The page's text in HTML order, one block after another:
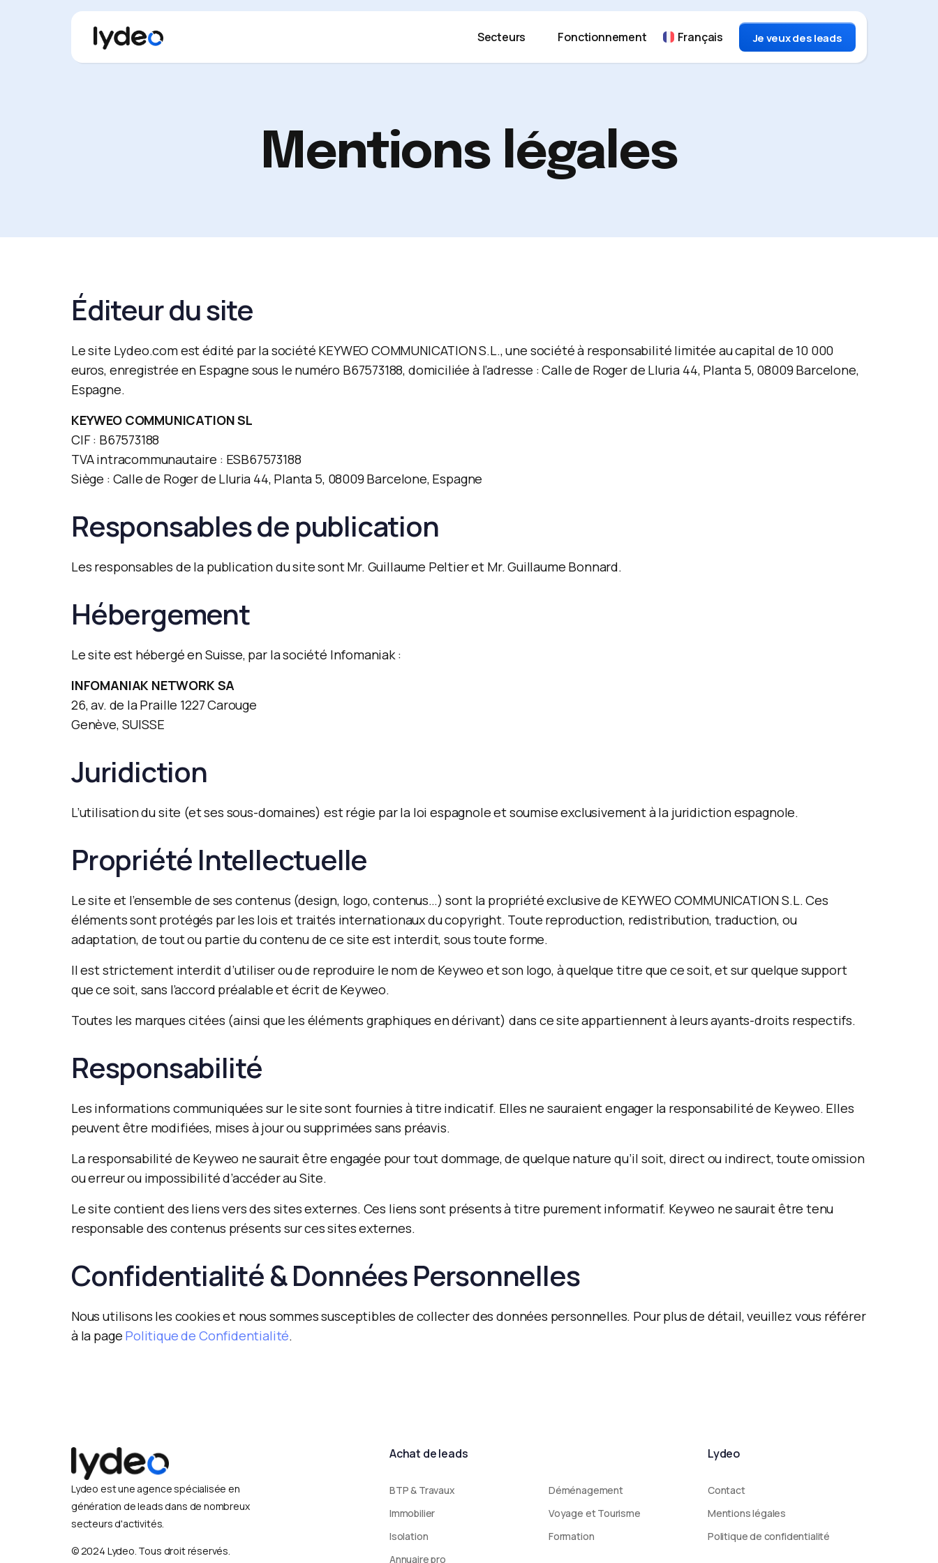
Secteurs Fonctionnement Français Je veux des leads
Mentions légales
Éditeur du site
Le site Lydeo.com est édité par la société KEYWEO COMMUNICATION S.L., une société à responsabilité limitée au capital de 10 000
euros, enregistrée en Espagne sous le numéro B67573188, domiciliée à l’adresse : Calle de Roger de Lluria 44, Planta 5, 08009 Barcelone,
Espagne.
KEYWEO COMMUNICATION SL
CIF : B67573188
TVA intracommunautaire : ESB67573188
Siège : Calle de Roger de Lluria 44, Planta 5, 08009 Barcelone, Espagne
Responsables de publication
Les responsables de la publication du site sont Mr. Guillaume Peltier et Mr. Guillaume Bonnard.
Hébergement
Le site est hébergé en Suisse, par la société Infomaniak :
INFOMANIAK NETWORK SA
26, av. de la Praille 1227 Carouge
Genève, SUISSE
Juridiction
L’utilisation du site (et ses sous-domaines) est régie par la loi espagnole et soumise exclusivement à la juridiction espagnole.
Propriété Intellectuelle
Le site et l’ensemble de ses contenus (design, logo, contenus…) sont la propriété exclusive de KEYWEO COMMUNICATION S.L. Ces
éléments sont protégés par les lois et traités internationaux du copyright. Toute reproduction, redistribution, traduction, ou
adaptation, de tout ou partie du contenu de ce site est interdit, sous toute forme.
Il est strictement interdit d’utiliser ou de reproduire le nom de Keyweo et son logo, à quelque titre que ce soit, et sur quelque support
que ce soit, sans l’accord préalable et écrit de Keyweo.
Toutes les marques citées (ainsi que les éléments graphiques en dérivant) dans ce site appartiennent à leurs ayants-droits respectifs.
Responsabilité
Les informations communiquées sur le site sont fournies à titre indicatif. Elles ne sauraient engager la responsabilité de Keyweo. Elles
peuvent être modifiées, mises à jour ou supprimées sans préavis.
La responsabilité de Keyweo ne saurait être engagée pour tout dommage, de quelque nature qu’il soit, direct ou indirect, toute omission
ou erreur ou impossibilité d’accéder au Site.
Le site contient des liens vers des sites externes. Ces liens sont présents à titre purement informatif. Keyweo ne saurait être tenu
responsable des contenus présents sur ces sites externes.
Confidentialité & Données Personnelles
Nous utilisons les cookies et nous sommes susceptibles de collecter des données personnelles. Pour plus de détail, veuillez vous référer
à la page Politique de Confidentialité.
Lydeo est une agence spécialisée en
génération de leads dans de nombreux
secteurs d'activités.
© 2024 Lydeo. Tous droit réservés.​
Achat de leads
BTP & Travaux
Immobilier
Isolation
Annuaire pro
Déménagement
Voyage et Tourisme
Formation
Lydeo
Contact
Mentions légales
Politique de confidentialité